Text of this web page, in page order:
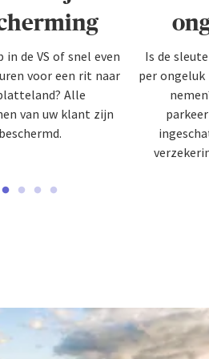
de VS of snel even
voor een rit naar
Alle
van uw klant zijn
beschermd.
Is de
per ongeluk